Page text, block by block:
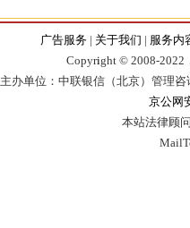
广告服务 | 关于我们 | 服务内
Copyright © 2008-2022
主办单位：中联银信（北京）管理
京公网
本站法律顾